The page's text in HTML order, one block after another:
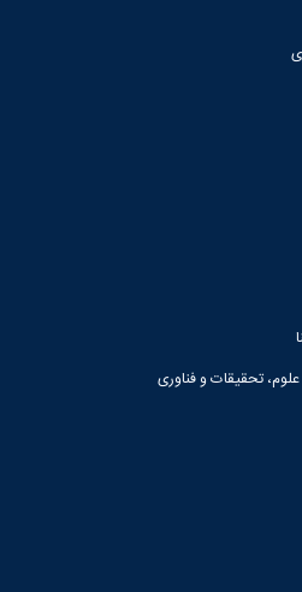
تحقیقات و فناوری